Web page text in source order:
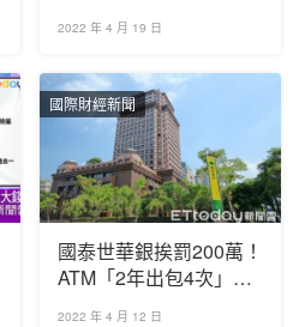
代燃油安全指南等熱門
議題
2022 年 4 月 19 日
國際財經新聞
國泰世華銀挨罰200萬！
ATM「2年出包4次」
影響3.5萬人
2022 年 4 月 12 日